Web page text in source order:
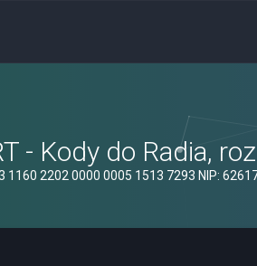
- Kody do Radia,
1160 2202 0000 0005 1513 7293 NIP: